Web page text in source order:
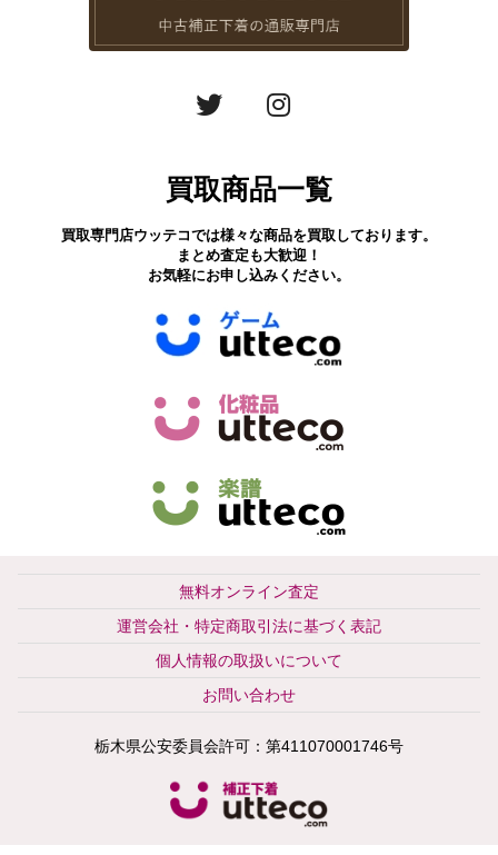
買取商品一覧
買取専門店ウッテコでは様々な商品を買取しております。
まとめ査定も大歓迎！
お気軽にお申し込みください。
無料オンライン査定
運営会社・特定商取引法に基づく表記
個人情報の取扱いについて
お問い合わせ
栃木県公安委員会許可：第411070001746号